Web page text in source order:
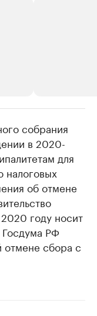
РБК Компании
Страховые
Посмотрите в
собрания
в 2020-
для
налоговых
об отмене
году носит
Госдума РФ
отмене сбора с